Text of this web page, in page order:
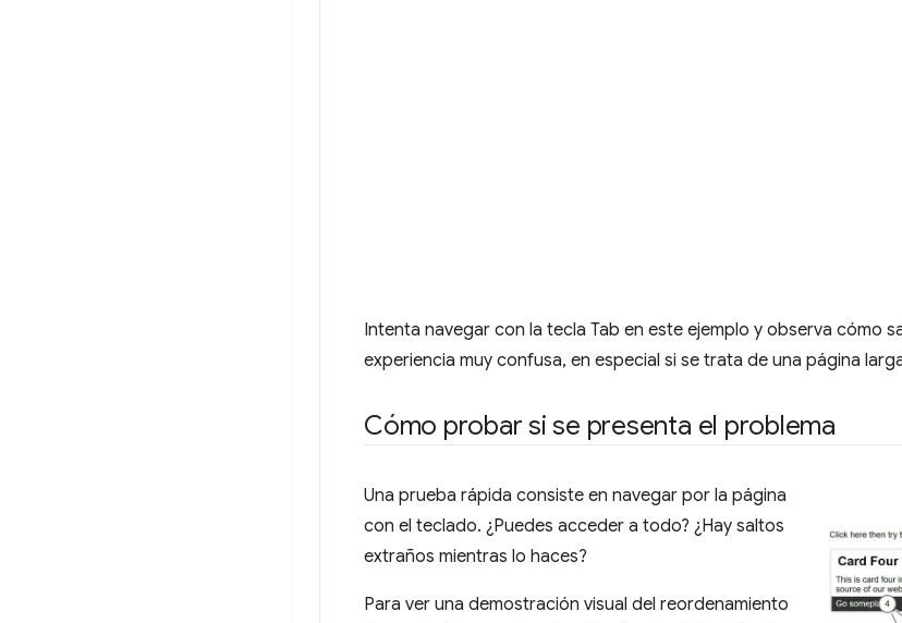
Intenta navegar con la tecla Tab en este ejemplo y observa cómo
experiencia muy confusa, en especial si se trata de una página
Cómo probar si se presenta el problema
Una prueba rápida consiste en navegar por la página
con el teclado. ¿Puedes acceder a todo? ¿Hay saltos
extraños mientras lo haces?
Para ver una demostración visual del reordenamiento